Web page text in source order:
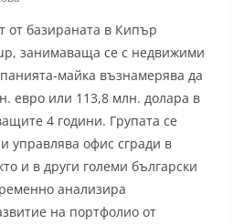
от базираната в Кипър
занимаваща се с недвижими
майка възнамерява да
евро или 113,8 млн. долара в
4 години. Групата се
управлява офис сгради в
и в други големи български
анализира
на портфолио от